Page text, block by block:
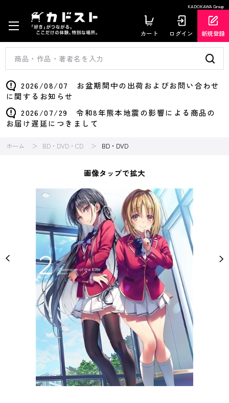
KADOKAWA Group
カート ログイン 新規登録
2026/08/07 お盆期間中の出荷およびお問い合わせ
に関するお知らせ
2026/07/29 令和8年熊本地震の影響による商品の
お届け遅延につきまして
ホーム BD・DVD・CD BD・DVD
画像タップで拡大